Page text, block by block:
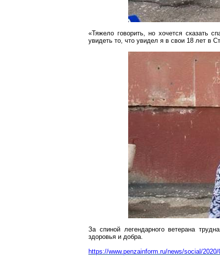
«Тяжело говорить, но хочется сказать
увидеть то, что увидел я в свои 18 лет в
За спиной легендарного ветерана
здоровья и добра.
https://www.penzainform.ru/news/social/